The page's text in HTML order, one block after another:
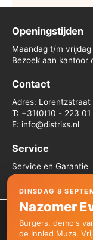
Openingstijden
Maandag t/m
Bezoek aan kantoor
Contact
Adres:
T: +31(0)10 - 223 01
E: info@distrixs.nl
Service
Service en Garantie
Algemene
We gebruiken
bieden.
Je kunt meer
DINSDAG 8
Nazomer
Burgers, demo's
de Innled Muza.